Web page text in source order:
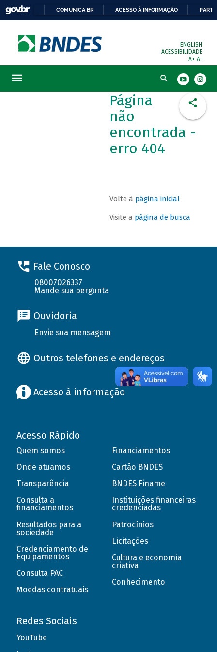
COMUNICA BR ACESSO À INFORMAÇÃO
ENGLISH
ACESSIBILIDADE
A+ A-
Busca
Página
não
encontrada -
erro 404
Volte à página inicial
Visite a página de busca
Fale Conosco
08007026337
Mande sua pergunta
Ouvidoria
Envie sua mensagem
Outros telefones e endereços
Acesso à informação
Acesso Rápido
Quem somos
Onde atuamos
Transparência
Consulta a
financiamentos
Resultados para a
sociedade
Credenciamento de
Equipamentos
Consulta PAC
Moedas contratuais
Financiamentos
Cartão BNDES
BNDES Finame
Instituições financeiras
credenciadas
Patrocínios
Licitações
Cultura e economia
criativa
Conhecimento
Redes Sociais
YouTube